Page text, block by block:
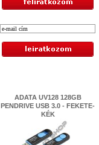
ADATA UV128 128GB
PENDRIVE USB 3.0 - FEKETE-
KÉK